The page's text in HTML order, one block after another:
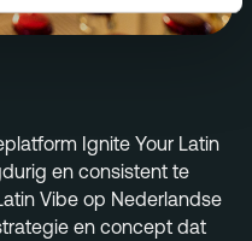
Ignite Your Latin
en consistent te
Vibe op Nederlandse
en concept dat